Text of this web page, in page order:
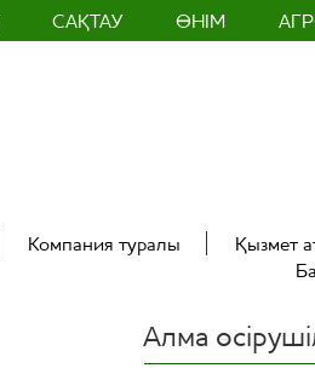
САҚТАУ ӨНІМ
Компания туралы
Қызмет
Алма